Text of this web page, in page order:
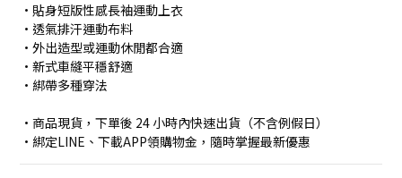
•貼身短版性感長袖運動上衣
•透氣排汗運動布料
•外出造型或運動休閒都合適
•新式車縫平穩舒適
•綁帶多種穿法
•商品現貨，下單後 24 小時內快速出貨（不含例假日）
•綁定LINE、下載APP領購物金，隨時掌握最新優惠